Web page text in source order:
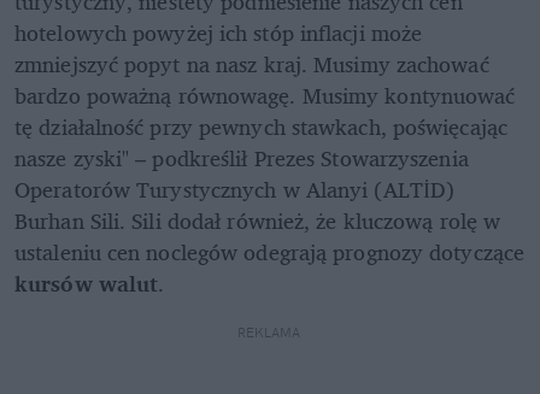
hotelowych powyżej ich stóp inflacji może
zmniejszyć popyt na nasz kraj. Musimy zachować
bardzo poważną równowagę. Musimy kontynuować
tę działalność przy pewnych stawkach, poświęcając
nasze zyski" – podkreślił Prezes Stowarzyszenia
Operatorów Turystycznych w Alanyi (ALTİD)
Burhan Sili. Sili dodał również, że kluczową rolę w
kursów walut.
REKLAMA